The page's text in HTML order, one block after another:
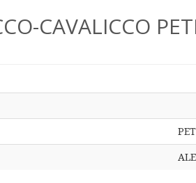
CAVALICCO